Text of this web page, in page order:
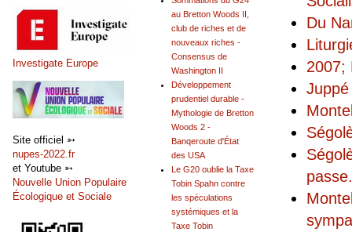
Du
2007;
passe
au Bretton Woods II,
club de riches et de
nouveaux riches -
Consensus de
Washington II
Développement
prudentiel durable -
Mythologie de Bretton
Woods 2 -
Banqeroute d'État
des USA
Le G20 oublie la Taxe
Tobin Spahn contre
les spéculations
systémiques et la
Taxe Tobin
Investigate Europe
Site officiel ➳
nupes-2022.fr
et Youtube ➳
Nouvelle Union Populaire
Écologique et Sociale